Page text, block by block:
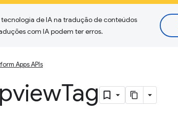
de IA na tradução de conteúdos
com IA podem ter erros.
Apps APIs
Tag